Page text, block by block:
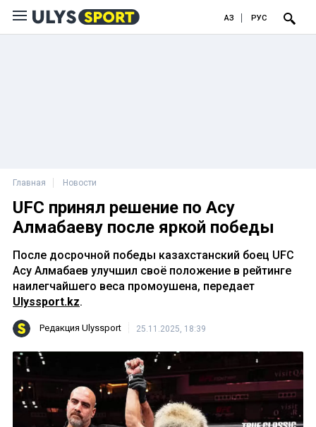
ҚАЗ РУС
Главная Новости
UFC принял решение по Асу
Алмабаеву после яркой победы
После досрочной победы казахстанский боец UFC
Асу Алмабаев улучшил своё положение в рейтинге
наилегчайшего веса промоушена, передает
Ulyssport.kz.
Редакция Ulyssport 25.11.2025, 18:39